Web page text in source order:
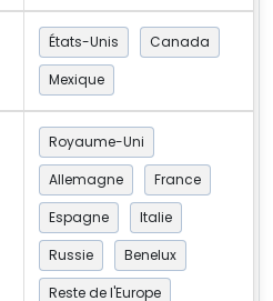
États-Unis
Canada
Mexique
Royaume-Uni
Allemagne
France
Espagne
Italie
Russie
Benelux
Reste de l'Europe